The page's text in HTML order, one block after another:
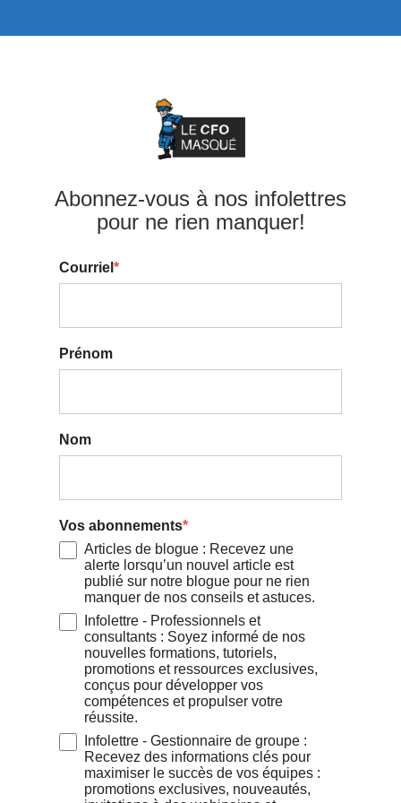
Abonnez-vous à nos infolettres
pour ne rien manquer!
Courriel *
Prénom
Nom
Vos abonnements*
Articles de blogue : Recevez une
alerte lorsqu’un nouvel article est
publié sur notre blogue pour ne rien
manquer de nos conseils et astuces.
Infolettre - Professionnels et
consultants : Soyez informé de nos
nouvelles formations, tutoriels,
promotions et ressources exclusives,
conçus pour développer vos
compétences et propulser votre
réussite.
Infolettre - Gestionnaire de groupe :
Recevez des informations clés pour
maximiser le succès de vos équipes :
promotions exclusives, nouveautés,